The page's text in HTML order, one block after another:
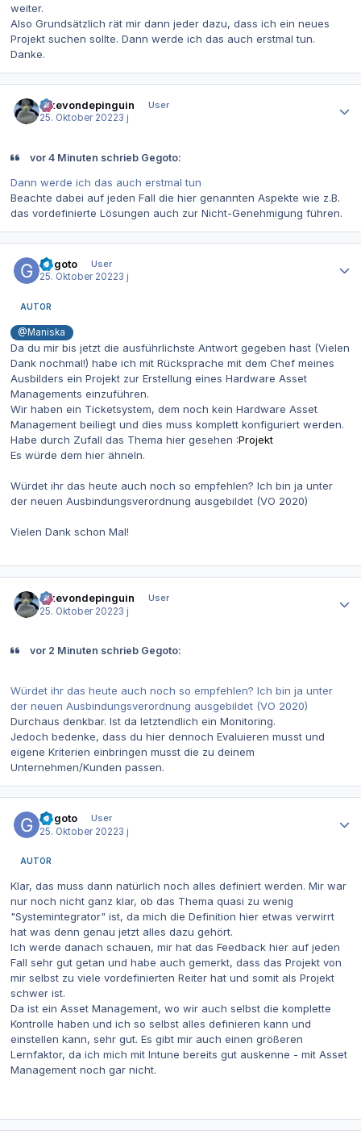
weiter.
Also Grundsätzlich rät mir dann jeder dazu, dass ich ein neues
Projekt suchen sollte. Dann werde ich das auch erstmal tun.
Danke.
ickevondepinguin
User
25. Oktober 20223 j
vor 4 Minuten schrieb Gegoto:
Dann werde ich das auch erstmal tun
Beachte dabei auf jeden Fall die hier genannten Aspekte wie z.B.
das vordefinierte Lösungen auch zur Nicht-Genehmigung führen.
Gegoto
User
25. Oktober 20223 j
AUTOR
@Maniska
Da du mir bis jetzt die ausführlichste Antwort gegeben hast (Vielen
Dank nochmal!) habe ich mit Rücksprache mit dem Chef meines
Ausbilders ein Projekt zur Erstellung eines Hardware Asset
Managements einzuführen.
Wir haben ein Ticketsystem, dem noch kein Hardware Asset
Management beiliegt und dies muss komplett konfiguriert werden.
Habe durch Zufall das Thema hier gesehen :Projekt
Es würde dem hier ähneln.
Würdet ihr das heute auch noch so empfehlen? Ich bin ja unter
der neuen Ausbindungsverordnung ausgebildet (VO 2020)
Vielen Dank schon Mal!
ickevondepinguin
User
25. Oktober 20223 j
vor 2 Minuten schrieb Gegoto:
Würdet ihr das heute auch noch so empfehlen? Ich bin ja unter
der neuen Ausbindungsverordnung ausgebildet (VO 2020)
Durchaus denkbar. Ist da letztendlich ein Monitoring.
Jedoch bedenke, dass du hier dennoch Evaluieren musst und
eigene Kriterien einbringen musst die zu deinem
Unternehmen/Kunden passen.
Gegoto
User
25. Oktober 20223 j
AUTOR
Klar, das muss dann natürlich noch alles definiert werden. Mir war
nur noch nicht ganz klar, ob das Thema quasi zu wenig
"Systemintegrator" ist, da mich die Definition hier etwas verwirrt
hat was denn genau jetzt alles dazu gehört.
Ich werde danach schauen, mir hat das Feedback hier auf jeden
Fall sehr gut getan und habe auch gemerkt, dass das Projekt von
mir selbst zu viele vordefinierten Reiter hat und somit als Projekt
schwer ist.
Da ist ein Asset Management, wo wir auch selbst die komplette
Kontrolle haben und ich so selbst alles definieren kann und
einstellen kann, sehr gut. Es gibt mir auch einen größeren
Lernfaktor, da ich mich mit Intune bereits gut auskenne - mit Asset
Management noch gar nicht.